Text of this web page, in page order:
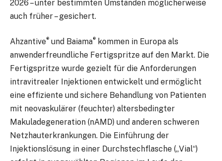
2026 – unter bestimmten Umständen möglicherweise
auch früher – gesichert.
Ahzantive® und Baiama® kommen in Europa als
anwenderfreundliche Fertigspritze auf den Markt. Die
Fertigspritze wurde gezielt für die Anforderungen
intravitrealer Injektionen entwickelt und ermöglicht
eine effiziente und sichere Behandlung von Patienten
mit neovaskulärer (feuchter) altersbedingter
Makuladegeneration (nAMD) und anderen schweren
Netzhauterkrankungen. Die Einführung der
Injektionslösung in einer Durchstechflasche („Vial“)